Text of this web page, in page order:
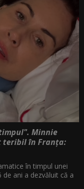
Minnie
teribil în Franța:
în timpul unei
ani a dezvăluit că a